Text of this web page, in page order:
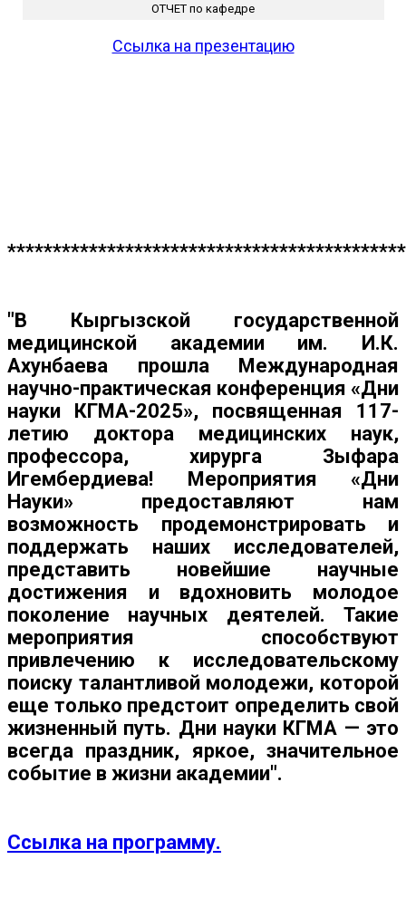
ОТЧЕТ по кафедре
Ссылка на презентацию
"В Кыргызской государственной
медицинской академии им. И.К.
Ахунбаева прошла Международная
научно-практическая конференция «Дни
науки КГМА-2025», посвященная 117-
летию доктора медицинских наук,
профессора, хирурга Зыфара
Игембердиева! Мероприятия «Дни
Науки» предоставляют нам
возможность продемонстрировать и
поддержать наших исследователей,
представить новейшие научные
достижения и вдохновить молодое
поколение научных деятелей. Такие
мероприятия способствуют
привлечению к исследовательскому
поиску талантливой молодежи, которой
еще только предстоит определить свой
жизненный путь. Дни науки КГМА — это
всегда праздник, яркое, значительное
событие в жизни академии".
Ссылка на программу.